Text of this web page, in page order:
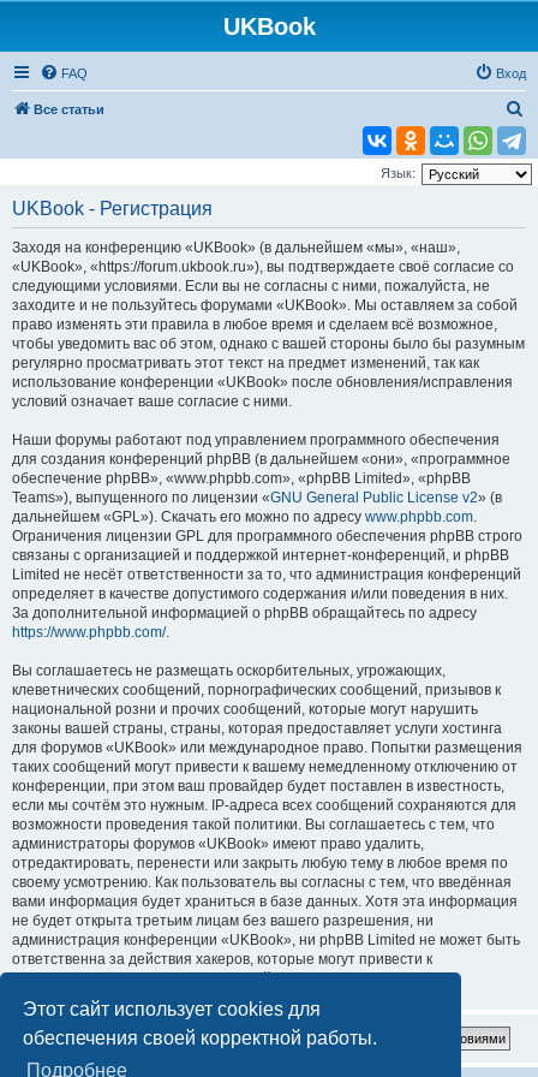
Этот сайт использует cookies для
обеспечения своей корректной работы.
Подробнее
UKBook
FAQ Вход
Все статьи
и
Язык:
UKBook - Регистрация
Заходя на конференцию «UKBook» (в дальнейшем «мы», «наш»,
«UKBook», «https://forum.ukbook.ru»), вы подтверждаете своё согласие со
следующими условиями. Если вы не согласны с ними, пожалуйста, не
заходите и не пользуйтесь форумами «UKBook». Мы оставляем за собой
право изменять эти правила в любое время и сделаем всё возможное,
чтобы уведомить вас об этом, однако с вашей стороны было бы разумным
регулярно просматривать этот текст на предмет изменений, так как
использование конференции «UKBook» после обновления/исправления
условий означает ваше согласие с ними.
Наши форумы работают под управлением программного обеспечения
для создания конференций phpBB (в дальнейшем «они», «программное
обеспечение phpBB», «www.phpbb.com», «phpBB Limited», «phpBB
Teams»), выпущенного по лицензии «GNU General Public License v2» (в
дальнейшем «GPL»). Скачать его можно по адресу www.phpbb.com.
Ограничения лицензии GPL для программного обеспечения phpBB строго
связаны с организацией и поддержкой интернет-конференций, и phpBB
Limited не несёт ответственности за то, что администрация конференций
определяет в качестве допустимого содержания и/или поведения в них.
За дополнительной информацией о phpBB обращайтесь по адресу
https://www.phpbb.com/.
Вы соглашаетесь не размещать оскорбительных, угрожающих,
клеветнических сообщений, порнографических сообщений, призывов к
национальной розни и прочих сообщений, которые могут нарушить
законы вашей страны, страны, которая предоставляет услуги хостинга
для форумов «UKBook» или международное право. Попытки размещения
таких сообщений могут привести к вашему немедленному отключению от
конференции, при этом ваш провайдер будет поставлен в известность,
если мы сочтём это нужным. IP-адреса всех сообщений сохраняются для
возможности проведения такой политики. Вы соглашаетесь с тем, что
администраторы форумов «UKBook» имеют право удалить,
отредактировать, перенести или закрыть любую тему в любое время по
своему усмотрению. Как пользователь вы согласны с тем, что введённая
вами информация будет храниться в базе данных. Хотя эта информация
не будет открыта третьим лицам без вашего разрешения, ни
администрация конференции «UKBook», ни phpBB Limited не может быть
ответственна за действия хакеров, которые могут привести к